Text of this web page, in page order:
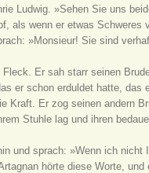
Ludwig. »Sehen Sie uns
als wenn er etwas
»Monsieur! Sie sind
Er sah starr seinen
er schon erduldet hatte,
Kraft. Er zog seinen andern
Stuhle lag und ihren
und sprach: »Wenn ich
hörte diese Worte,